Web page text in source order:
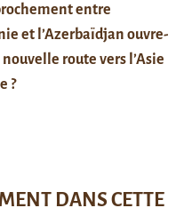
entre
et l’Azerbaïdjan ouvre-
route vers l’Asie
?
DANS CETTE